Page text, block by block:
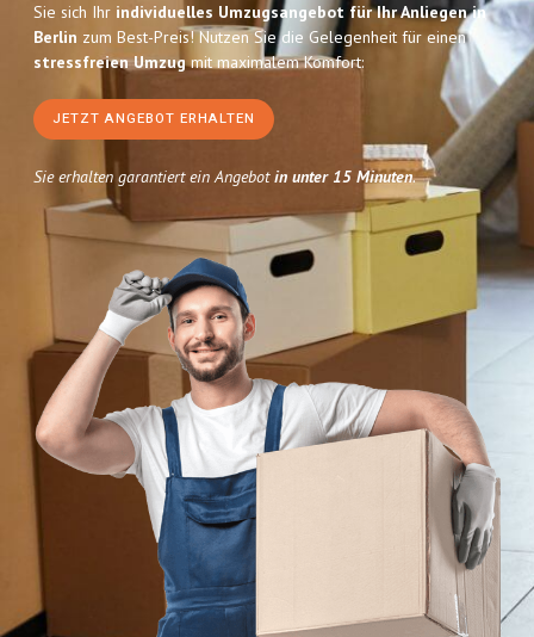
Sie sich Ihr individuelles Umzugsangebot für Ihr Anliegen in
Berlin zum Best-Preis! Nutzen Sie die Gelegenheit für einen
stressfreien Umzugmit maximalem Komfort:
JETZT ANGEBOT ERHALTEN
Sie erhalten garantiert ein Angebotin unter 15 Minuten.